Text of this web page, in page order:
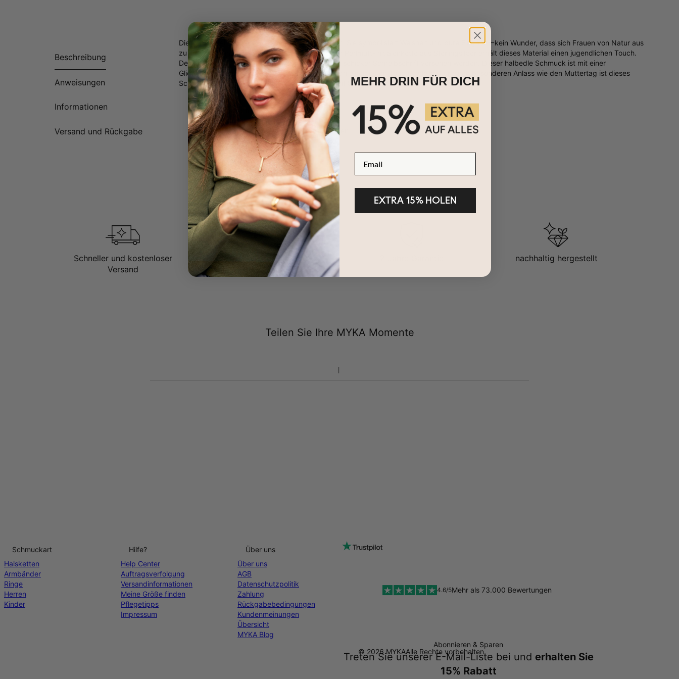
Beschreibung
Anweisungen
Informationen
Versand und Rückgabe
Die Perle ist ein zeitloser Liebling vieler Menschen. Sie symbolisiert Weisheit und pure Eleganz一kein Wunder, dass sich Frauen von Natur aus
zu ihrer Schönheit hingezogen fühlen. Mit unserer Perlmutt-Initialenkette aus Sterlingsilber erhält dieses Material einen jugendlichen Touch.
Der schillernde Anhänger kann mit einer Initiale in schicker Schreibschrift versehen werden. Dieser halbedle Schmuck ist mit einer
Gliederkette versehen, die dem klassischen Design einen edlen Touch verleiht. Für einen besonderen Anlass wie den Muttertag ist dieses
Schmuckstück das beste Geschenk für Frauen mit Stil.
Hergestellt aus Sterlingsilber
Anpassbar mit 1 Initiale
Erhältlich in 3 einstellbaren Längen
Alle Buchstaben werden groß geschrieben
Schneller und kostenloser
Versand
100-tägige
Rücksendungen
nachhaltig hergestellt
Teilen Sie Ihre MYKA Momente
Abonnieren & Sparen
Treten Sie unserer E-Mail-Liste bei und erhalten Sie
15% Rabatt
Schmuckart
Halsketten
Armbänder
Ringe
Herren
Kinder
Hilfe?
Help Center
Auftragsverfolgung
Versandinformationen
Meine Größe finden
Pflegetipps
Impressum
Über uns
Über uns
AGB
Datenschutzpolitik
Zahlung
Rückgabebedingungen
Kundenmeinungen
Übersicht
MYKA Blog
4.6/5Mehr als 73.000 Bewertungen
© 2026 MYKAAlle Rechte vorbehalten
MEHR DRIN FÜR DICH
EXTRA 15% HOLEN